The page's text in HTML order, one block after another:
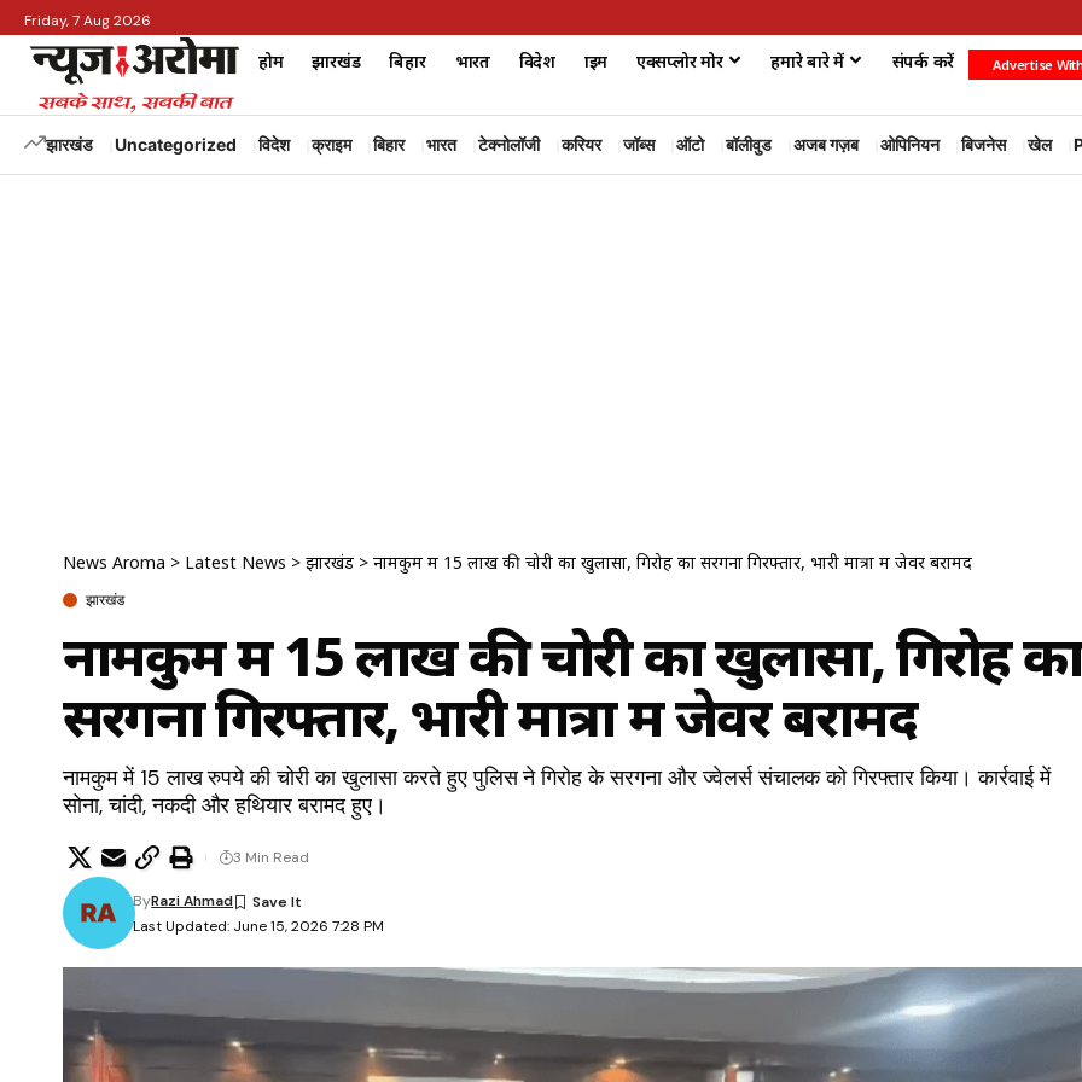
Friday, 7 Aug 2026
होम झारखंड बिहार भारत विदेश क्राइम एक्सप्लोर मोर हमारे बारे में संपर्क करें Advertise
झारखंड Uncategorized विदेश क्राइम बिहार भारत टेक्नोलॉजी करियर जॉब्स ऑटो बॉलीवुड अजब गज़ब ओपिनियन बिजनेस खेल
News Aroma > Latest News > झारखंड > नामकुम में 15 लाख की चोरी का खुलासा, गिरोह का सरगना गिरफ्तार, भारी मात्रा में जेवर बरामद
झारखंड
नामकुम में 15 लाख की चोरी का खुलासा, गिरोह का
सरगना गिरफ्तार, भारी मात्रा में जेवर बरामद
नामकुम में 15 लाख रुपये की चोरी का खुलासा करते हुए पुलिस ने गिरोह के सरगना और ज्वेलर्स संचालक को गिरफ्तार किया। कार्रवाई में
सोना, चांदी, नकदी और हथियार बरामद हुए।
Last Updated: June 15, 2026 7:28 PM
ByRazi Ahmad
3 Min Read